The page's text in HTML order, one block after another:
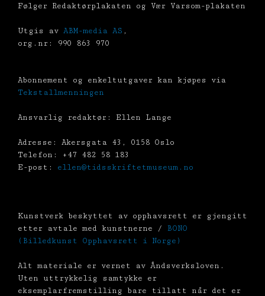
Følger Redaktørplakaten og Vær Varsom-plakaten
Utgis av ABM-media AS ,
org.nr: 990 863 970
Abonnement og enkeltutgaver kan kjøpes via
Tekstallmenningen
Ansvarlig redaktør: Ellen Lange
Adresse: Akersgata 43, 0158 Oslo
Telefon: +47 482 58 183
E-post: ellen@tidsskriftetmuseum.no
Kunstverk beskyttet av opphavsrett er gjengitt
etter avtale med kunstnerne / BONO
(Billedkunst Opphavsrett i Norge)
Alt materiale er vernet av Åndsverksloven.
Uten uttrykkelig samtykke er
eksemplarfremstilling bare tillatt når det er